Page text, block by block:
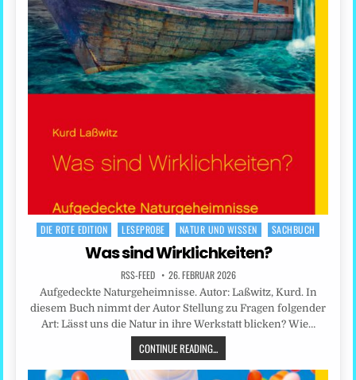
Posted
DIE ROTE EDITION LESEPROBE NATUR UND WISSEN SACHBUCH
Was sind Wirklichkeiten?
RSS-FEED 26. FEBRUAR 2026
Aufgedeckte Naturgeheimnisse. Autor: Laßwitz, Kurd. In
diesem Buch nimmt der Autor Stellung zu Fragen folgender
Art: Lässt uns die Natur in ihre Werkstatt blicken? Wie…
CONTINUE READING...